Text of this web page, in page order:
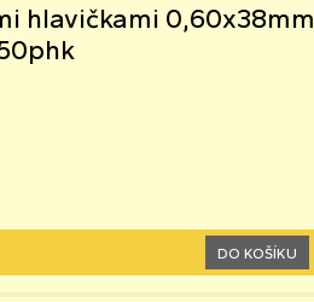
hlavičkami 0,60x38mm
DO KOŠÍKU